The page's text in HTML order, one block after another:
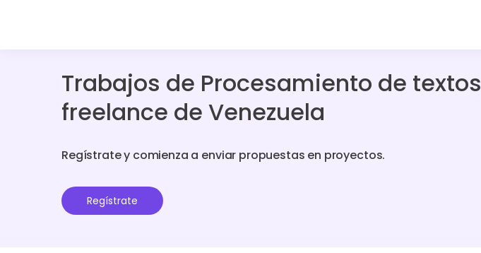
Trabajos de Procesamiento de textos
freelance de Venezuela
Regístrate y comienza a enviar propuestas en proyectos.
Regístrate